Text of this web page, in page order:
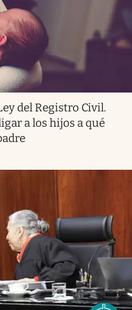
del Registro Civil.
a los hijos a qué